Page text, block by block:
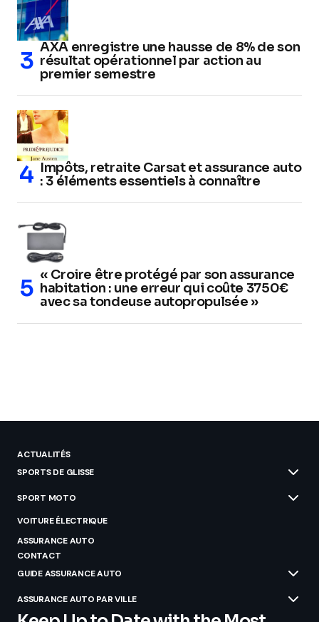
AXA enregistre une hausse de 8% de son
résultat opérationnel par action au
premier semestre
Impôts, retraite Carsat et assurance auto
: 3 éléments essentiels à connaître
« Croire être protégé par son assurance
habitation : une erreur qui coûte 3750€
avec sa tondeuse autopropulsée »
ACTUALITÉS
SPORTS DE GLISSE
SPORT MOTO
VOITURE ÉLECTRIQUE
ASSURANCE AUTO
CONTACT
GUIDE ASSURANCE AUTO
ASSURANCE AUTO PAR VILLE